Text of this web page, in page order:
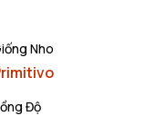
Nho
Độ